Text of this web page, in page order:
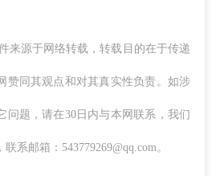
来源于网络转载，转载目的在于传递
赞同其观点和对其真实性负责。如涉
问题，请在30日内与本网联系，我们
系邮箱：543779269@qq.com。